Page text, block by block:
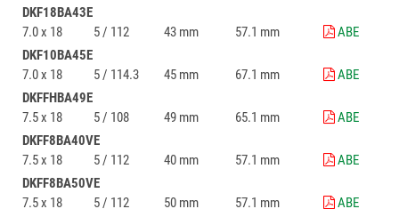
DKF18BA43E
7.0 x 18
5 / 112 43 mm 57.1 mm
ABE
DKF10BA45E
7.0 x 18
5 / 114.3 45 mm 67.1 mm
ABE
DKFFHBA49E
7.5 x 18
5 / 108 49 mm 65.1 mm
ABE
DKFF8BA40VE
7.5 x 18
5 / 112 40 mm 57.1 mm
ABE
DKFF8BA50VE
7.5 x 18
5 / 112 50 mm 57.1 mm ABE